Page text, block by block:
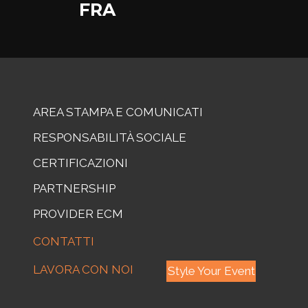
FRA
AREA STAMPA E COMUNICATI
RESPONSABILITÀ SOCIALE
CERTIFICAZIONI
PARTNERSHIP
PROVIDER ECM
CONTATTI
LAVORA CON NOI Style Your Event